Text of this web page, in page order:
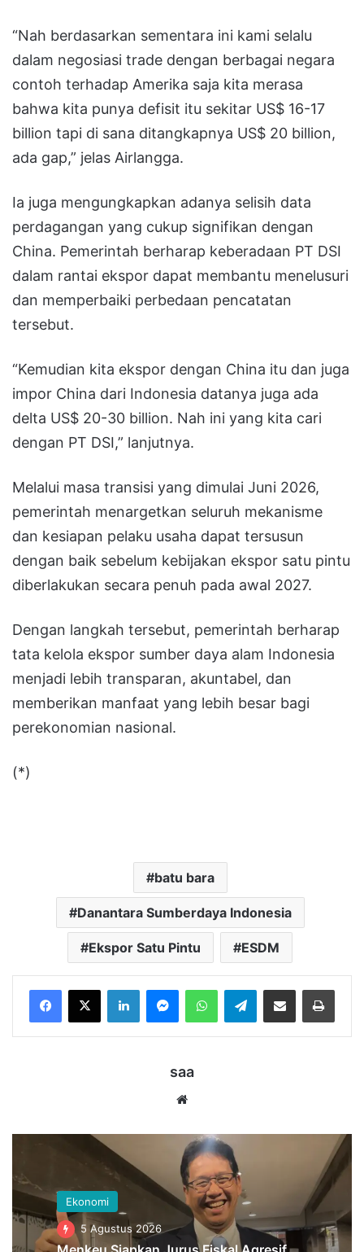
“Nah berdasarkan sementara ini kami selalu
dalam negosiasi trade dengan berbagai negara
contoh terhadap Amerika saja kita merasa
bahwa kita punya defisit itu sekitar US$ 16-17
billion tapi di sana ditangkapnya US$ 20 billion,
ada gap,” jelas Airlangga.
Ia juga mengungkapkan adanya selisih data
perdagangan yang cukup signifikan dengan
China. Pemerintah berharap keberadaan PT DSI
dalam rantai ekspor dapat membantu menelusuri
dan memperbaiki perbedaan pencatatan
tersebut.
“Kemudian kita ekspor dengan China itu dan juga
impor China dari Indonesia datanya juga ada
delta US$ 20-30 billion. Nah ini yang kita cari
dengan PT DSI,” lanjutnya.
Melalui masa transisi yang dimulai Juni 2026,
pemerintah menargetkan seluruh mekanisme
dan kesiapan pelaku usaha dapat tersusun
dengan baik sebelum kebijakan ekspor satu pintu
diberlakukan secara penuh pada awal 2027.
Dengan langkah tersebut, pemerintah berharap
tata kelola ekspor sumber daya alam Indonesia
menjadi lebih transparan, akuntabel, dan
memberikan manfaat yang lebih besar bagi
perekonomian nasional.
(*)
batu bara
Danantara Sumberdaya Indonesia
Ekspor Satu Pintu ESDM
LinkedInMessengerWhatsAppTelegramBagikan melalui Email Cetak
saa
Ekonomi
5 Agustus 2026